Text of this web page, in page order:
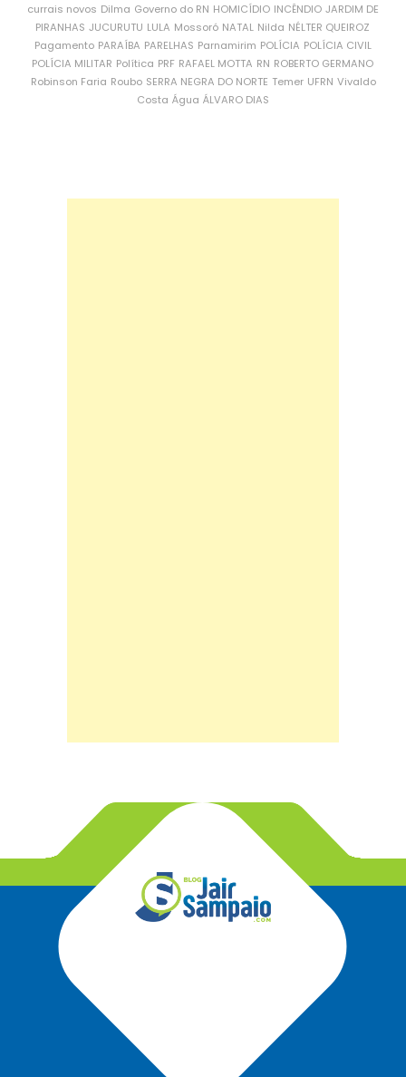
currais novos Dilma Governo do RN HOMICÍDIO INCÊNDIO JARDIM DE
PIRANHAS JUCURUTU LULA Mossoró NATAL Nilda NÉLTER QUEIROZ
Pagamento PARAÍBA PARELHAS Parnamirim POLÍCIA POLÍCIA CIVIL
POLÍCIA MILITAR Política PRF RAFAEL MOTTA RN ROBERTO GERMANO
Robinson Faria Roubo SERRA NEGRA DO NORTE Temer UFRN Vivaldo
Costa Água ÁLVARO DIAS